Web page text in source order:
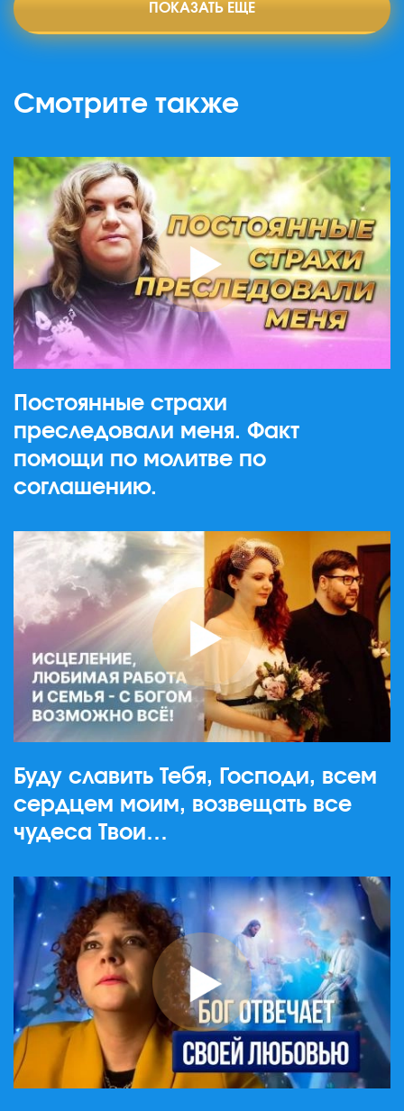
ПОКАЗАТЬ ЕЩЕ
Смотрите также
Постоянные страхи
преследовали меня. Факт
помощи по молитве по
соглашению.
Буду славить Тебя, Господи, всем
сердцем моим, возвещать все
чудеса Твои…